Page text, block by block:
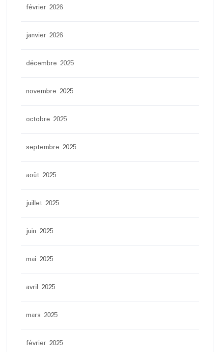
février 2026
janvier 2026
décembre 2025
novembre 2025
octobre 2025
septembre 2025
août 2025
juillet 2025
juin 2025
mai 2025
avril 2025
mars 2025
février 2025